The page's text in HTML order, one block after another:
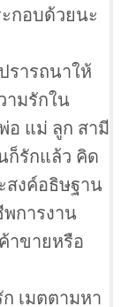
กอบด้วยนะ
รารถนาให้
ามรักใน
อ แม่ ลูก สามี
ก็รักแล้ว คิด
สงค์อธิษฐาน
พการงาน
าขายหรือ
ก เมตตามหา